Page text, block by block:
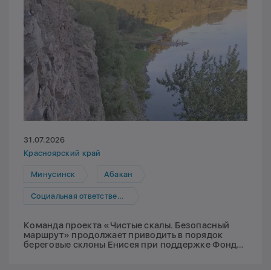
31.07.2026
Красноярский край
Минусинск Абакан
Социальная ответственность
Команда проекта «Чистые скалы. Безопасный
маршрут» продолжает приводить в порядок
береговые склоны Енисея при поддержке Фонда